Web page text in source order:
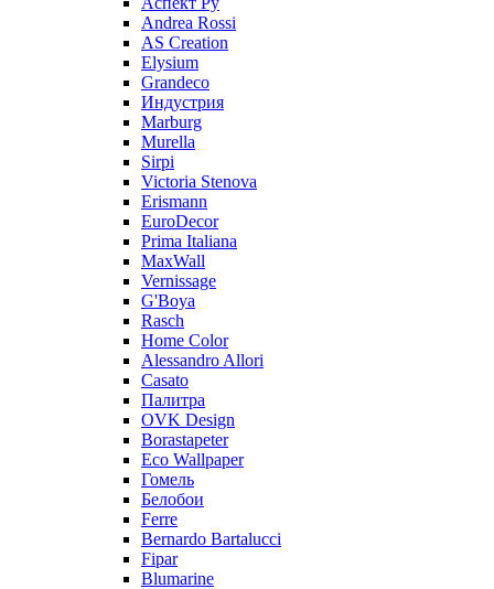
Andrea Rossi
AS Creation
Elysium
Grandeco
Индустрия
Marburg
Murella
Sirpi
Victoria Stenova
Erismann
EuroDecor
Prima Italiana
MaxWall
Vernissage
G'Boya
Rasch
Home Color
Alessandro Allori
Casato
Палитра
OVK Design
Borastapeter
Eco Wallpaper
Гомель
Белобои
Ferre
Bernardo Bartalucci
Fipar
Blumarine